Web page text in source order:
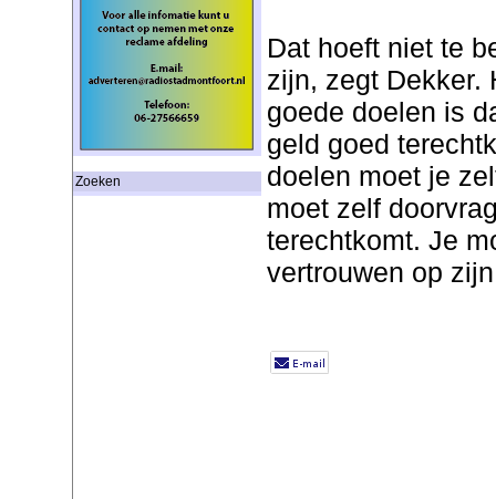
Zoeken
Dat hoeft niet te
zijn, zegt Dekker.
goede doelen is
geld goed
doelen moet je
moet zelf
terechtkomt. Je
vertrouwen op